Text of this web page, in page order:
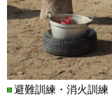
避難訓練・消火訓練